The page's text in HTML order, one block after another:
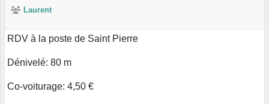
Laurent
RDV à la poste de Saint Pierre
Dénivelé: 80 m
Co-voiturage: 4,50 €